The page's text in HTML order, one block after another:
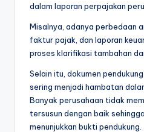
dalam laporan perpajakan
Misalnya, adanya perbedaan
faktur pajak, dan laporan
proses klarifikasi tambahan
Selain itu, dokumen
sering menjadi hambatan
Banyak perusahaan tidak
tersusun dengan baik
menunjukkan bukti pendukung.